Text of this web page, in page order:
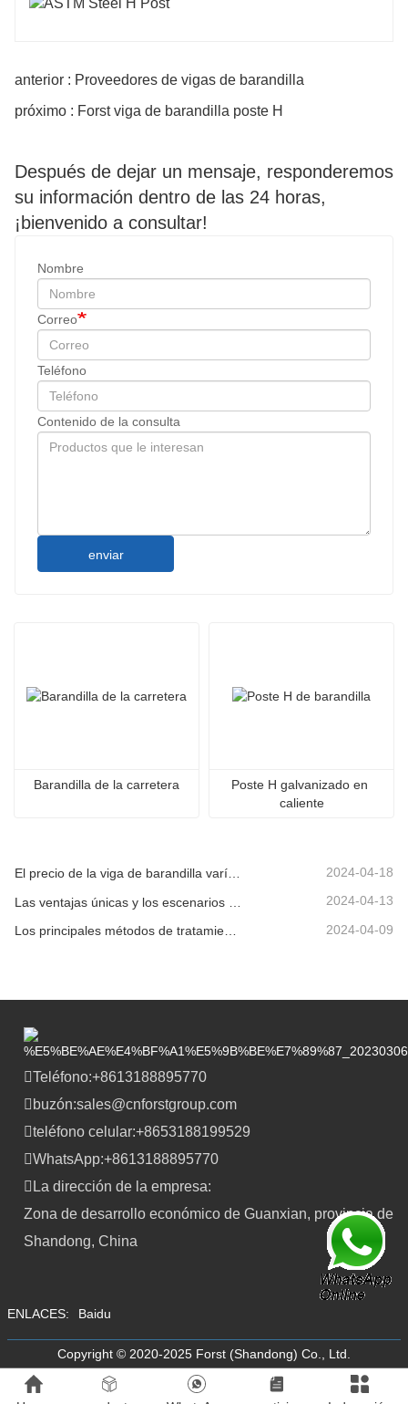
anterior : Proveedores de vigas de barandilla
próximo : Forst viga de barandilla poste H
Después de dejar un mensaje, responderemos
su información dentro de las 24 horas,
¡bienvenido a consultar!
Nombre
Correo
Teléfono
Contenido de la consulta
enviar
Barandilla de la carretera
Poste H galvanizado en
caliente
El precio de la viga de barandilla varía debido a varios factores. 2024-04-18
2024-04-13
2024-04-09
Teléfono:+8613188895770
buzón:sales@cnforstgroup.com
teléfono celular:+8653188199529
WhatsApp:+8613188895770
La dirección de la empresa:
Zona de desarrollo económico de Guanxian, provincia de
Shandong, China
ENLACES: Baidu
Copyright © 2020-2025 Forst (Shandong) Co., Ltd.